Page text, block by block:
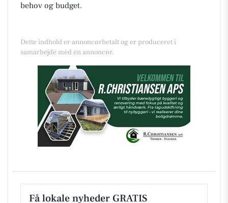
behov og budget.
Dette indhold er annoncørbetalt og er produceret i
samarbejde med en annoncør.
Få lokale nyheder GRATIS